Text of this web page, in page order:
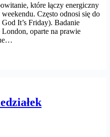
które łączy energiczny
Często odnosi się do
It’s Friday). Badanie
oparte na prawie